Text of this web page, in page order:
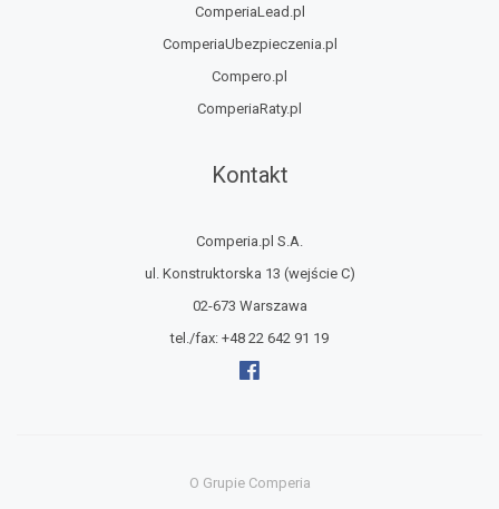
ComperiaLead.pl
ComperiaUbezpieczenia.pl
Compero.pl
ComperiaRaty.pl
Kontakt
Comperia.pl S.A.
ul. Konstruktorska 13 (wejście C)
02-673 Warszawa
tel./fax: +48 22 642 91 19
O Grupie Comperia